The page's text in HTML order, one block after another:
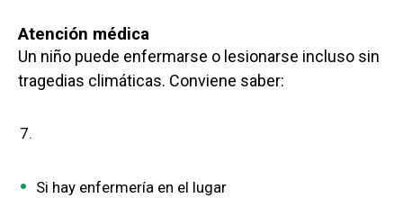
Atención médica
Un niño puede enfermarse o lesionarse incluso sin
tragedias climáticas. Conviene saber:
Si hay enfermería en el lugar